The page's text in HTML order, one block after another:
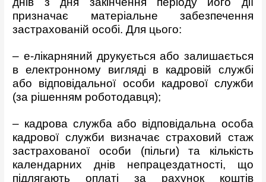
призначає матеріальне забезпечення
застрахованій особі. Для цього:
– е-лікарняний друкується або залишається
в електронному вигляді в кадровій службі
або відповідальної особи кадрової служби
(за рішенням роботодавця);
– кадрова служба або відповідальна особа
кадрової служби визначає страховий стаж
застрахованої особи (пільги) та кількість
календарних днів непрацездатності, що
підлягають оплаті за рахунок коштів